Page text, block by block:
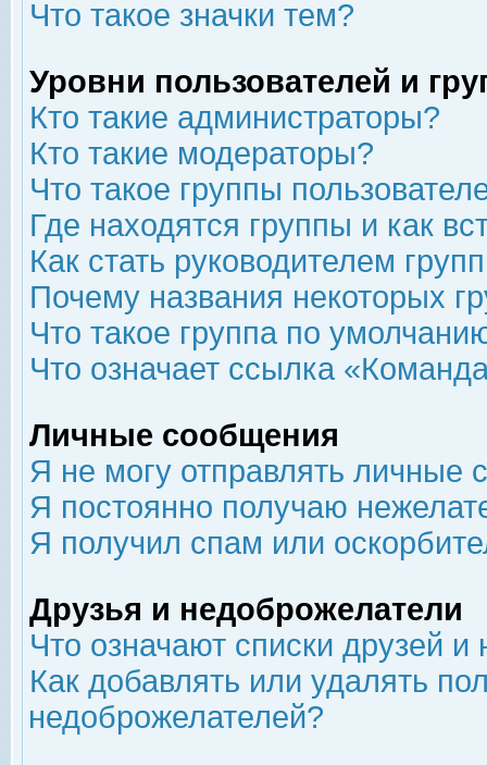
Что такое значки тем?
Уровни пользователей и
Кто такие администраторы?
Кто такие модераторы?
Что такое группы
Где находятся группы и как
Как стать руководителем
Почему названия некоторых
Что такое группа по
Что означает ссылка
Личные сообщения
Я не могу отправлять личные
Я постоянно получаю
Я получил спам или
Друзья и недоброжелатели
Что означают списки друзей
Как добавлять или удалять
недоброжелателей?